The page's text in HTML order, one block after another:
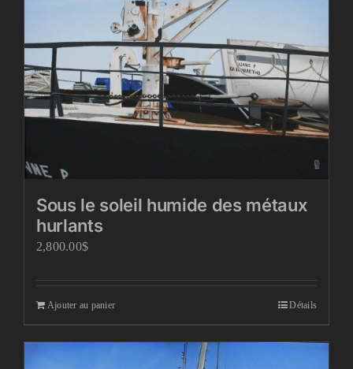
Sous le soleil humide des métaux
hurlants
2,800.00$
Ajouter au panier Détails